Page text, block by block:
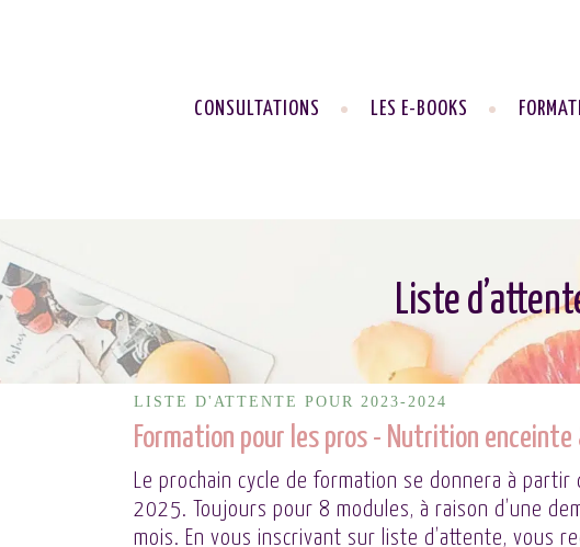
CONSULTATIONS LES E-BOOKS
Liste
LISTE D'ATTENTE POUR 2023-2024
Formation pour les pros - Nutrition
Le prochain cycle de formation se donnera à partir
2025. Toujours pour 8 modules, à raison d’une
mois. En vous inscrivant sur liste d’attente, vous